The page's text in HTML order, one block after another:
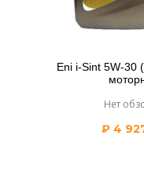
Eni i-Sint 5W-30
Нет
₽ 4